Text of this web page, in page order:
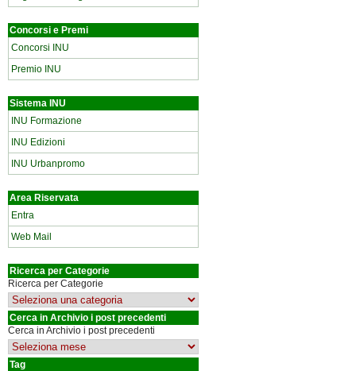
Concorsi e Premi
Concorsi INU
Premio INU
Sistema INU
INU Formazione
INU Edizioni
INU Urbanpromo
Area Riservata
Entra
Web Mail
Ricerca per Categorie
Ricerca per Categorie
Cerca in Archivio i post precedenti
Cerca in Archivio i post precedenti
Tag